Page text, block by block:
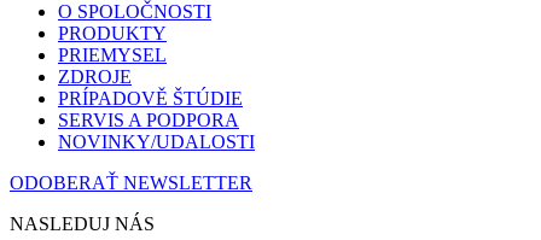
O SPOLOČNOSTI
PRODUKTY
PRIEMYSEL
ZDROJE
PRÍPADOVĚ ŠTÚDIE
SERVIS A PODPORA
NOVINKY/UDALOSTI
ODOBERAŤ NEWSLETTER
NASLEDUJ NÁS